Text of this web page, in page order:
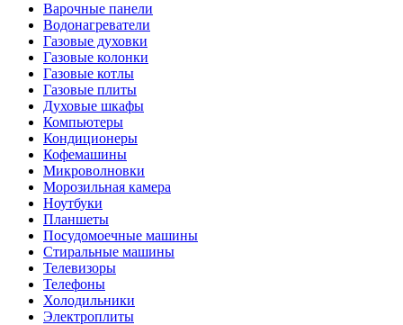
Варочные панели
Водонагреватели
Газовые духовки
Газовые колонки
Газовые котлы
Газовые плиты
Духовые шкафы
Компьютеры
Кондиционеры
Кофемашины
Микроволновки
Морозильная камера
Ноутбуки
Планшеты
Посудомоечные машины
Стиральные машины
Телевизоры
Телефоны
Холодильники
Электроплиты